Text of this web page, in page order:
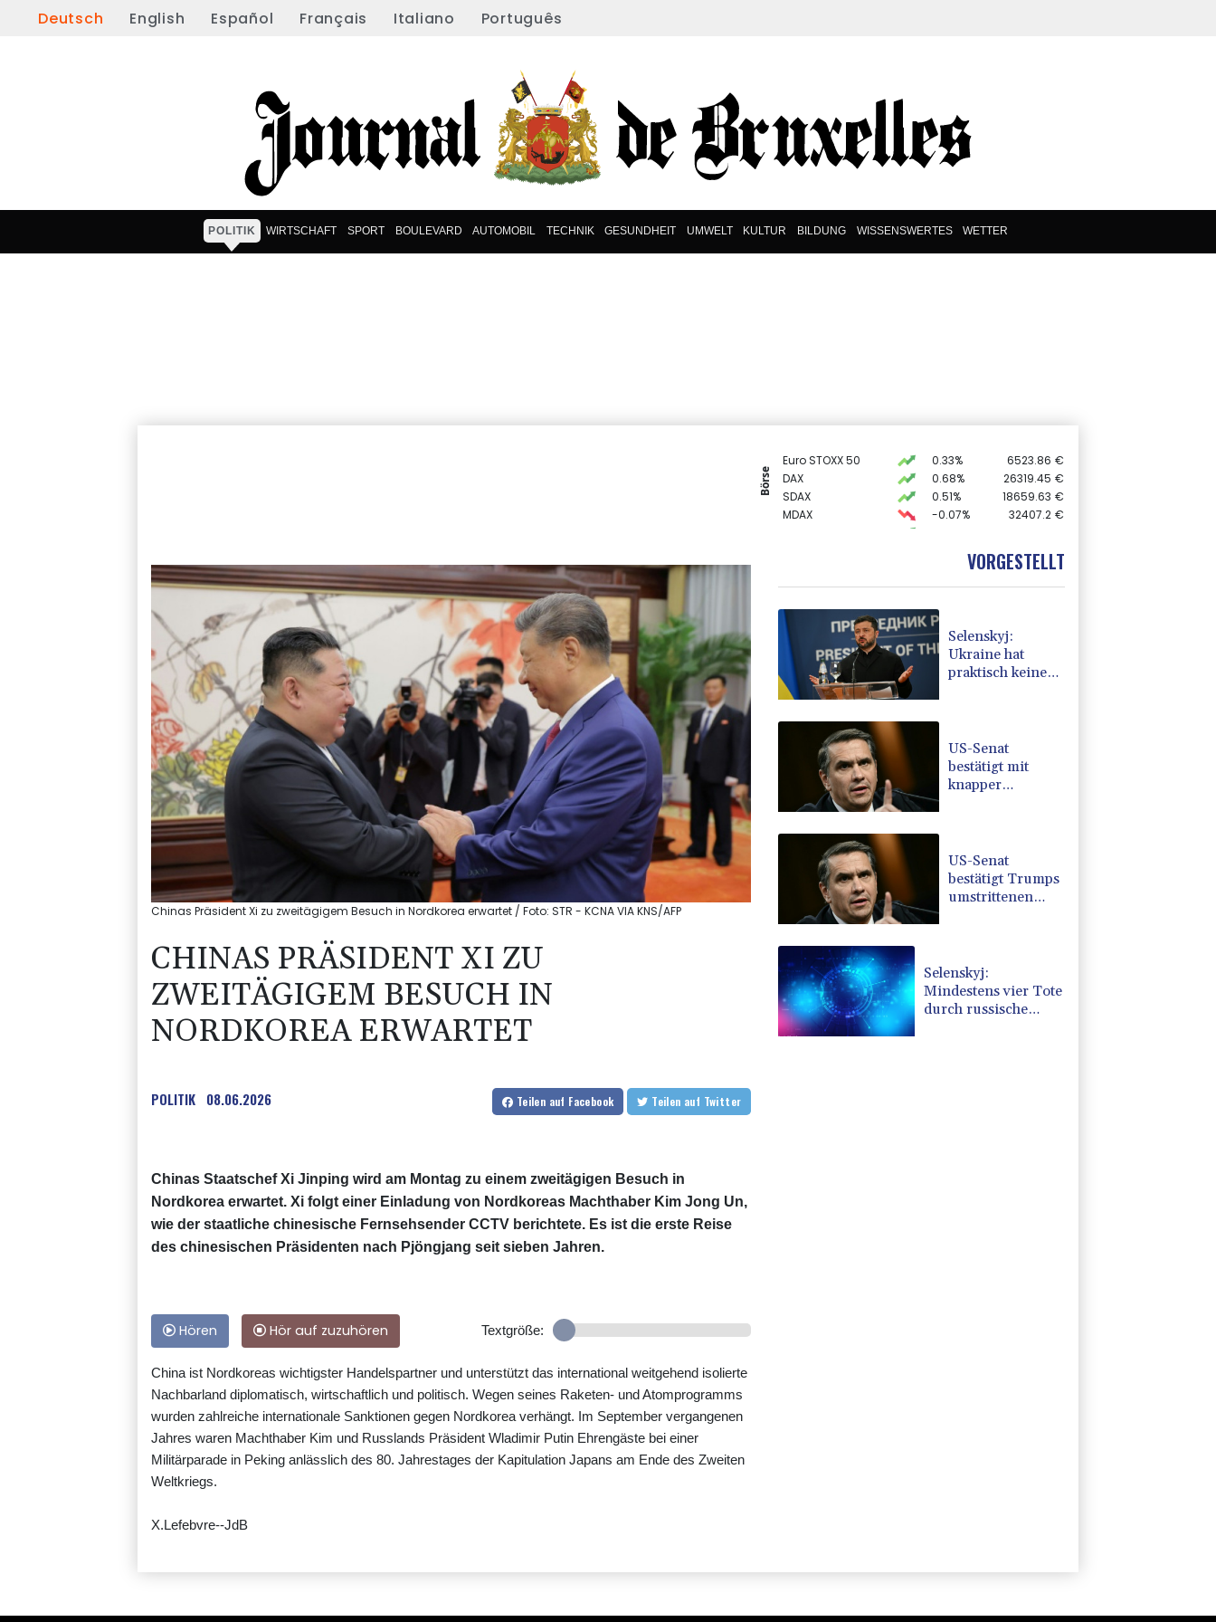
Deutsch English Español Français Italiano Português
POLITIK WIRTSCHAFT SPORT BOULEVARD AUTOMOBIL TECHNIK GESUNDHEIT UMWELT KULTUR BILDUNG WISSENSWERTES WETTER
Börse
Euro STOXX 50 0.33% 6523.86 €
DAX
0.68% 26319.45 €
SDAX
0.51% 18659.63 €
MDAX
-0.07% 32407.2 €
4399.7 $
1.1562 $
Chinas Präsident Xi zu zweitägigem Besuch in Nordkorea erwartet / Foto: STR - KCNA VIA KNS/AFP
CHINAS PRÄSIDENT XI ZU
ZWEITÄGIGEM BESUCH IN
NORDKOREA ERWARTET
POLITIK 08.06.2026 Teilen auf Facebook Teilen auf Twitter
Chinas Staatschef Xi Jinping wird am Montag zu einem zweitägigen Besuch in
Nordkorea erwartet. Xi folgt einer Einladung von Nordkoreas Machthaber Kim Jong Un,
wie der staatliche chinesische Fernsehsender CCTV berichtete. Es ist die erste Reise
des chinesischen Präsidenten nach Pjöngjang seit sieben Jahren.
Hören Hör auf zuzuhören Textgröße:
China ist Nordkoreas wichtigster Handelspartner und unterstützt das international weitgehend isolierte
Nachbarland diplomatisch, wirtschaftlich und politisch. Wegen seines Raketen- und Atomprogramms
wurden zahlreiche internationale Sanktionen gegen Nordkorea verhängt. Im September vergangenen
Jahres waren Machthaber Kim und Russlands Präsident Wladimir Putin Ehrengäste bei einer
Militärparade in Peking anlässlich des 80. Jahrestages der Kapitulation Japans am Ende des Zweiten
Weltkriegs.
X.Lefebvre--JdB
VORGESTELLT
Selenskyj:
Ukraine hat
praktisch keine
US-Senat
bestätigt mit
knapper
Blanche
US-Senat
bestätigt Trumps
umstrittenen
Selenskyj:
Mindestens vier Tote
durch russische